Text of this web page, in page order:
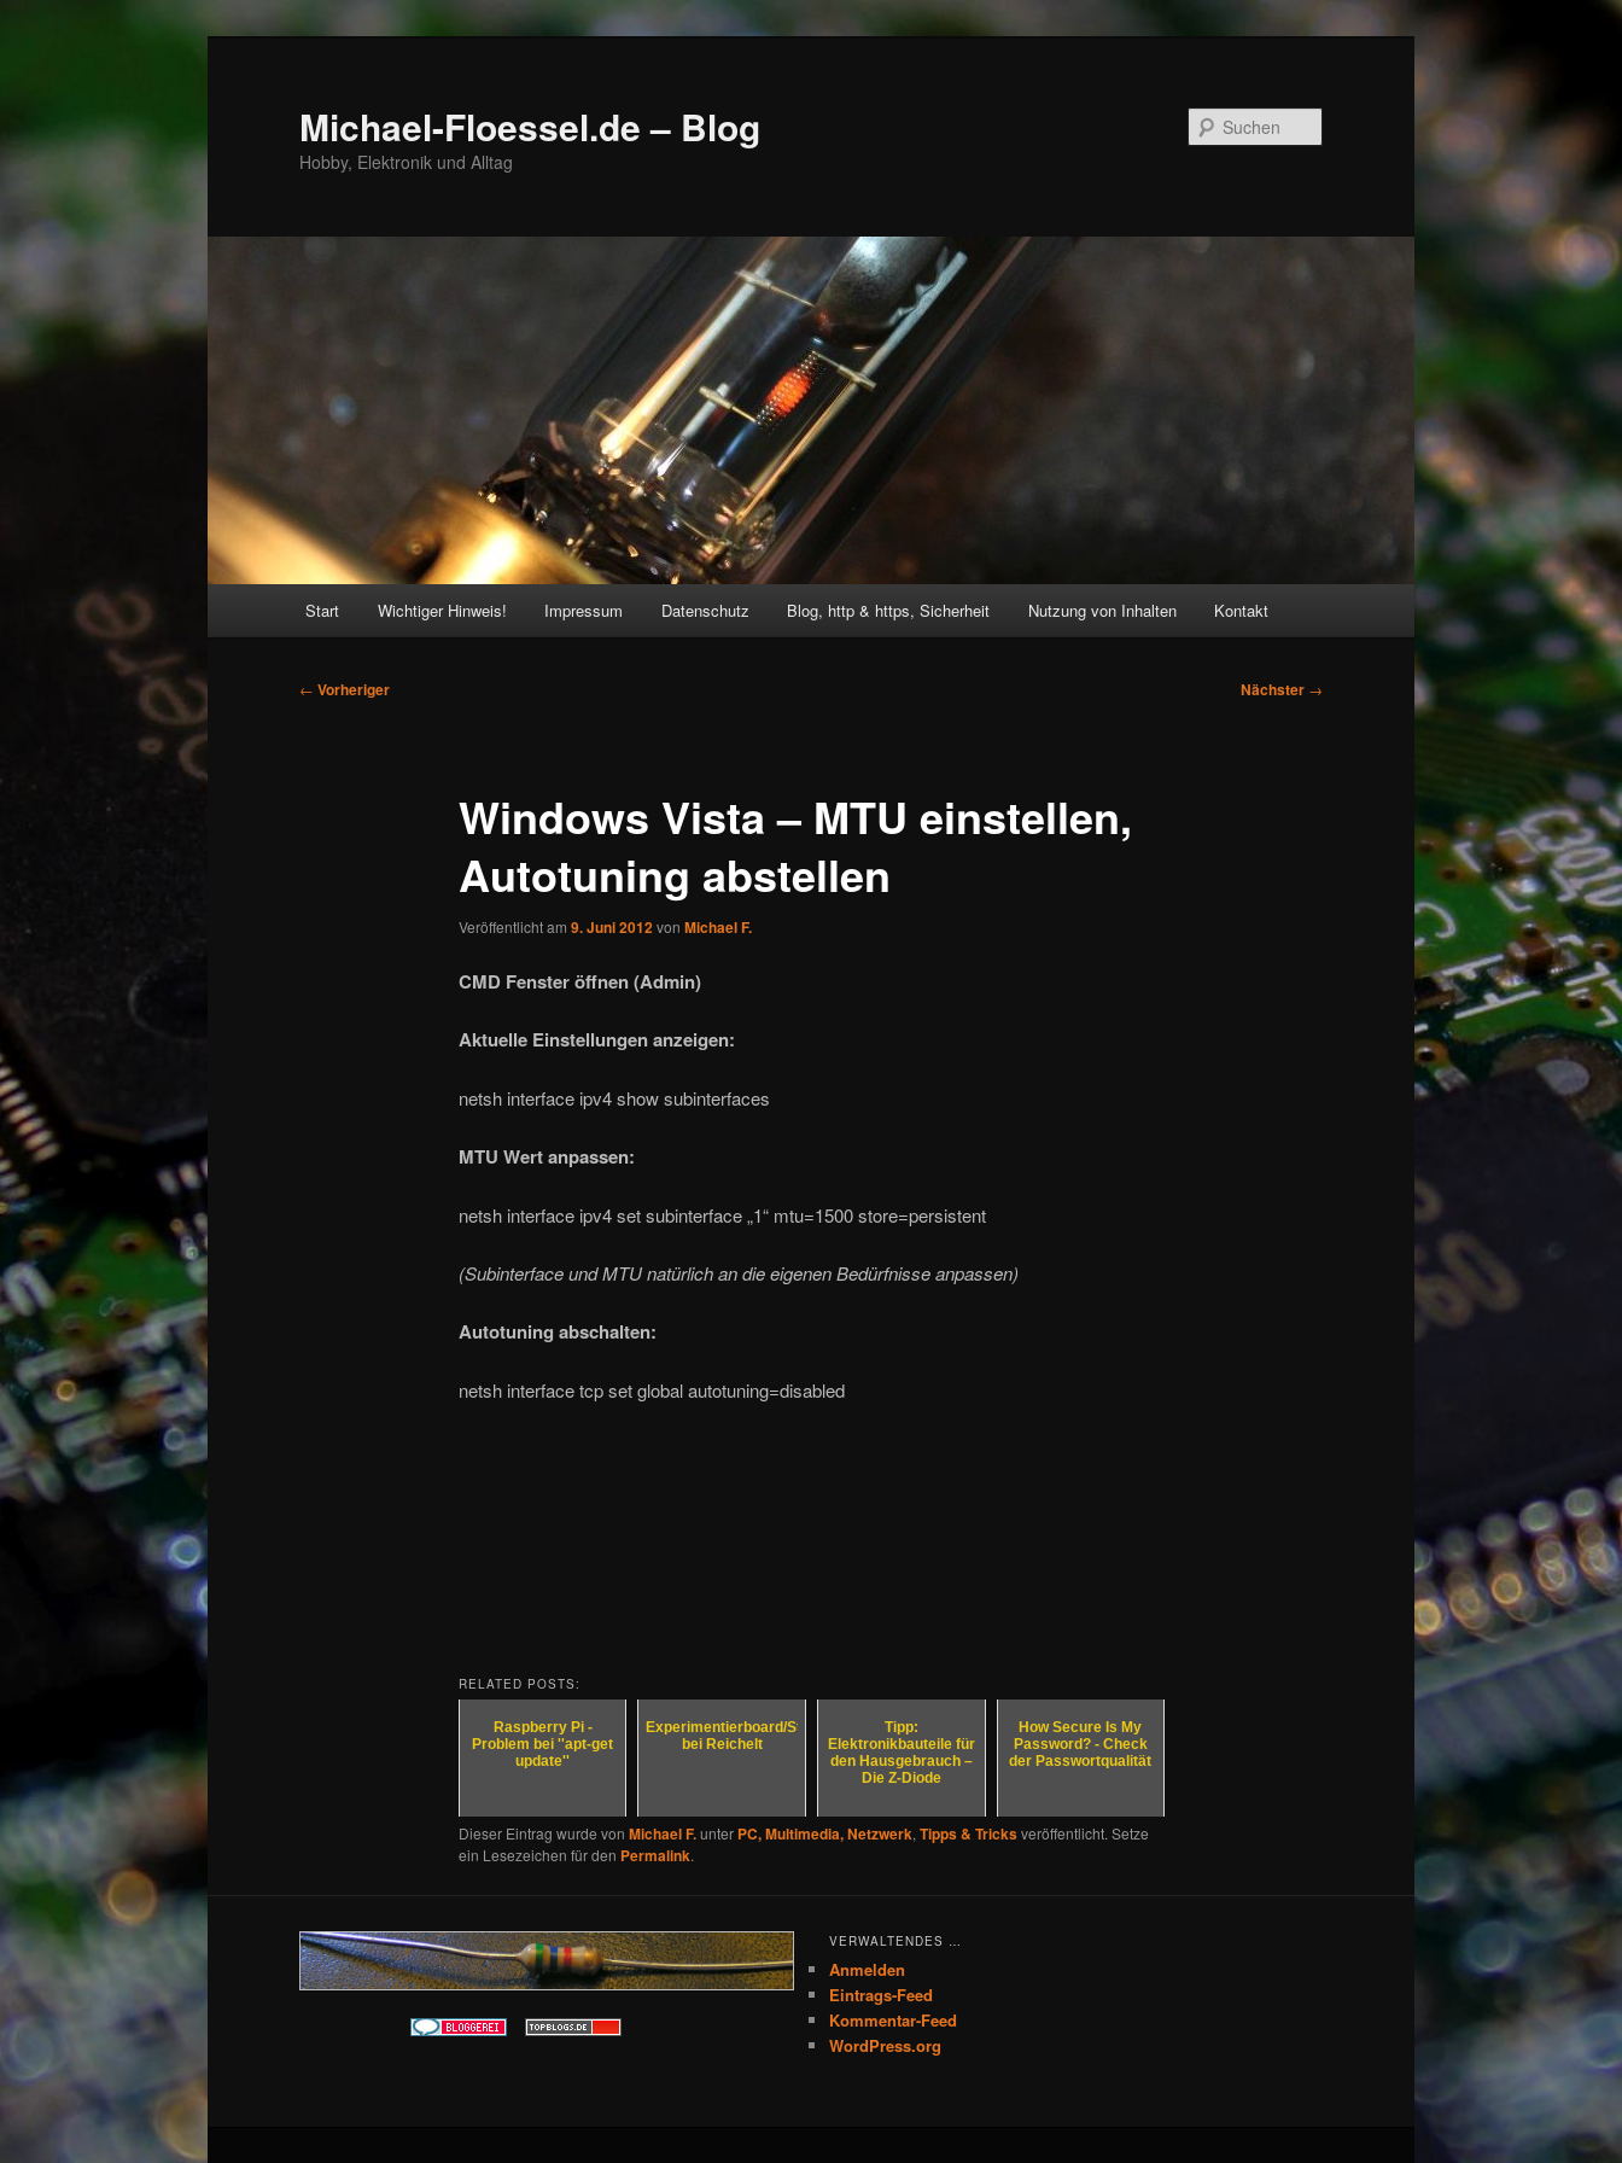
Michael-Floessel.de – Blog
Hobby, Elektronik und Alltag
Start Wichtiger Hinweis! Impressum Datenschutz Blog, http & https, Sicherheit Nutzung von Inhalten Kontakt
Beitragsnavigation
← Vorheriger Nächster →
Windows Vista – MTU einstellen,
Autotuning abstellen
Veröffentlicht am 9. Juni 2012von Michael F.
CMD Fenster öffnen (Admin)
Aktuelle Einstellungen anzeigen:
netsh interface ipv4 show subinterfaces
MTU Wert anpassen:
netsh interface ipv4 set subinterface „1“ mtu=1500 store=persistent
(Subinterface und MTU natürlich an die eigenen Bedürfnisse anpassen)
Autotuning abschalten:
netsh interface tcp set global autotuning=disabled
RELATED POSTS:
Raspberry Pi -
Problem bei ''apt-get
update''
Experimentierboard/Steckboard
bei Reichelt
Tipp:
Elektronikbauteile für
den Hausgebrauch –
Die Z-Diode
How Secure Is My
Password? - Check
der Passwortqualität
Dieser Eintrag wurde von Michael F.unter PC, Multimedia, Netzwerk, Tipps & Tricksveröffentlicht. Setze
ein Lesezeichen für den Permalink.
VERWALTENDES …
Anmelden
Eintrags-Feed
Kommentar-Feed
WordPress.org